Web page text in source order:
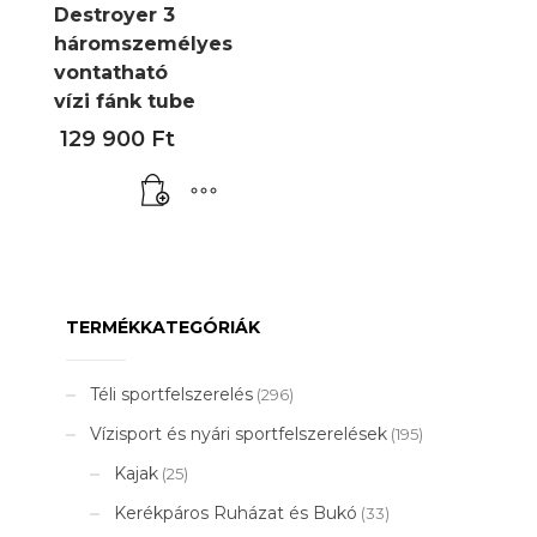
Destroyer 3
háromszemélyes
vontatható
vízi fánk tube
129 900 Ft
TERMÉKKATEGÓRIÁK
Téli sportfelszerelés (296)
Vízisport és nyári sportfelszerelések (195)
Kajak (25)
Kerékpáros Ruházat és Bukó (33)